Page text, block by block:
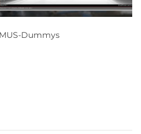
Dummys